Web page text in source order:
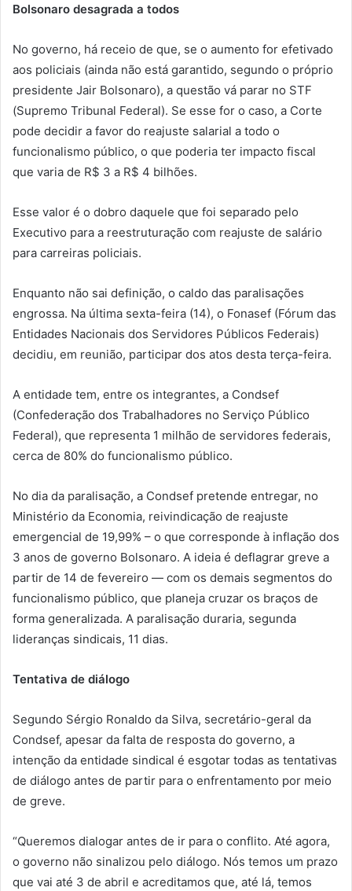
Bolsonaro desagrada a todos
No governo, há receio de que, se o aumento for efetivado
aos policiais (ainda não está garantido, segundo o próprio
presidente Jair Bolsonaro), a questão vá parar no STF
(Supremo Tribunal Federal). Se esse for o caso, a Corte
pode decidir a favor do reajuste salarial a todo o
funcionalismo público, o que poderia ter impacto fiscal
que varia de R$ 3 a R$ 4 bilhões.
Esse valor é o dobro daquele que foi separado pelo
Executivo para a reestruturação com reajuste de salário
para carreiras policiais.
Enquanto não sai definição, o caldo das paralisações
engrossa. Na última sexta-feira (14), o Fonasef (Fórum das
Entidades Nacionais dos Servidores Públicos Federais)
decidiu, em reunião, participar dos atos desta terça-feira.
A entidade tem, entre os integrantes, a Condsef
(Confederação dos Trabalhadores no Serviço Público
Federal), que representa 1 milhão de servidores federais,
cerca de 80% do funcionalismo público.
No dia da paralisação, a Condsef pretende entregar, no
Ministério da Economia, reivindicação de reajuste
emergencial de 19,99% – o que corresponde à inflação dos
3 anos de governo Bolsonaro. A ideia é deflagrar greve a
partir de 14 de fevereiro — com os demais segmentos do
funcionalismo público, que planeja cruzar os braços de
forma generalizada. A paralisação duraria, segunda
lideranças sindicais, 11 dias.
Tentativa de diálogo
Segundo Sérgio Ronaldo da Silva, secretário-geral da
Condsef, apesar da falta de resposta do governo, a
intenção da entidade sindical é esgotar todas as tentativas
de diálogo antes de partir para o enfrentamento por meio
de greve.
“Queremos dialogar antes de ir para o conflito. Até agora,
o governo não sinalizou pelo diálogo. Nós temos um prazo
que vai até 3 de abril e acreditamos que, até lá, temos